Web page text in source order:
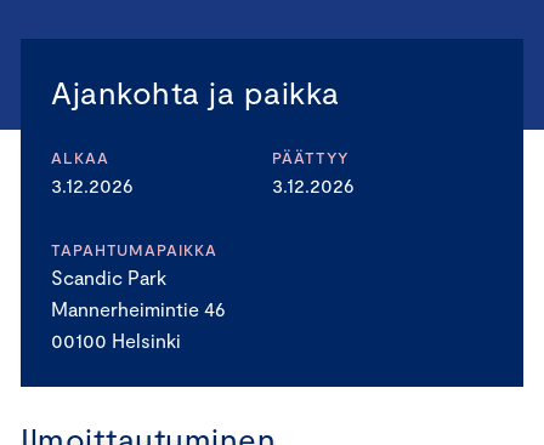
Ajankohta ja paikka
ALKAA
3.12.2026
PÄÄTTYY
3.12.2026
TAPAHTUMAPAIKKA
Scandic Park
Mannerheimintie 46
00100 Helsinki